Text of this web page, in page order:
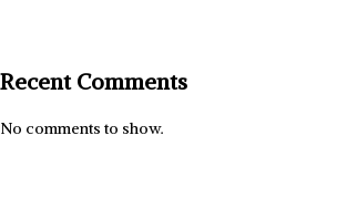
Recent Comments
No comments to show.